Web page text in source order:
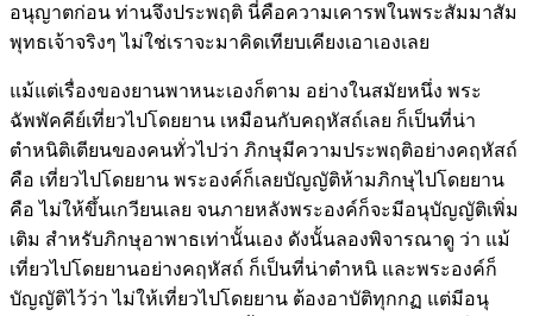
อนุญาตก่อน ท่านจึงประพฤติ นี่คือความเคารพในพระสัมมาสัม
พุทธเจ้าจริงๆ ไม่ใช่เราจะมาคิดเทียบเคียงเอาเองเลย
แม้แต่เรื่องของยานพาหนะเองก็ตาม อย่างในสมัยหนึ่ง พระ
ฉัพพัคคีย์เที่ยวไปโดยยาน เหมือนกับคฤหัสถ์เลย ก็เป็นที่น่า
ตำหนิติเตียนของคนทั่วไปว่า ภิกษุมีความประพฤติอย่างคฤหัสถ์
คือ เที่ยวไปโดยยาน พระองค์ก็เลยบัญญัติห้ามภิกษุไปโดยยาน
คือ ไม่ให้ขึ้นเกวียนเลย จนภายหลังพระองค์ก็จะมีอนุบัญญัติเพิ่ม
เติม สำหรับภิกษุอาพาธเท่านั้นเอง ดังนั้นลองพิจารณาดู ว่า แม้
เที่ยวไปโดยยานอย่างคฤหัสถ์ ก็เป็นที่น่าตำหนิ และพระองค์ก็
บัญญัติไว้ว่า ไม่ให้เที่ยวไปโดยยาน ต้องอาบัติทุกกฏ แต่มีอนุ